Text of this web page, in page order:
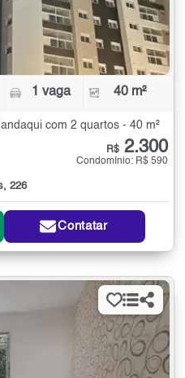
1 vaga 40 m²
com 2 quartos - 40 m²
226
R$ 2.300
Condomínio: R$ 590
Contatar